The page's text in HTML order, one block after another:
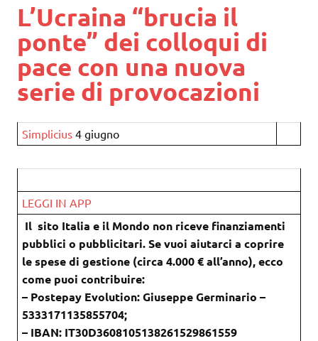
L’Ucraina “brucia il
ponte” dei colloqui di
pace con una nuova
serie di provocazioni
Simplicius4 giugno
LEGGI IN APP
Il sito Italia e il Mondo non riceve finanziamenti
pubblici o pubblicitari. Se vuoi aiutarci a coprire
le spese di gestione (circa 4.000 € all’anno), ecco
come puoi contribuire:
– Postepay Evolution: Giuseppe Germinario –
5333171135855704;
– IBAN: IT30D3608105138261529861559